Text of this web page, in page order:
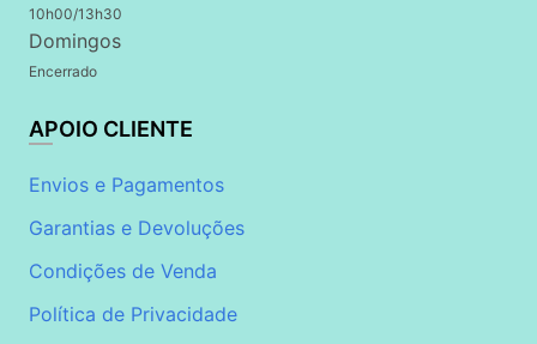
10h00/13h30
Domingos
Encerrado
APOIO CLIENTE
Envios e Pagamentos
Garantias e Devoluções
Condições de Venda
Política de Privacidade